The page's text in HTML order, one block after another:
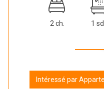
2 ch. 1
Intéressé par